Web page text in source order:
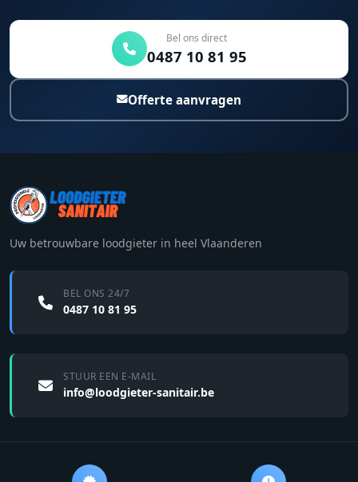
Bel ons direct
0487 10 81 95
Offerte aanvragen
Uw betrouwbare loodgieter in heel Vlaanderen
BEL ONS 24/7
0487 10 81 95
STUUR EEN E-MAIL
info@loodgieter-sanitair.be